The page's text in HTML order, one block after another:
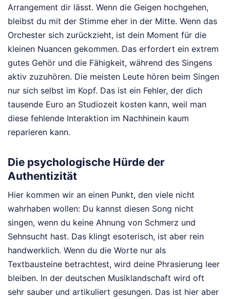
Arrangement dir lässt. Wenn die Geigen hochgehen,
bleibst du mit der Stimme eher in der Mitte. Wenn das
Orchester sich zurückzieht, ist dein Moment für die
kleinen Nuancen gekommen. Das erfordert ein extrem
gutes Gehör und die Fähigkeit, während des Singens
aktiv zuzuhören. Die meisten Leute hören beim Singen
nur sich selbst im Kopf. Das ist ein Fehler, der dich
tausende Euro an Studiozeit kosten kann, weil man
diese fehlende Interaktion im Nachhinein kaum
reparieren kann.
Die psychologische Hürde der
Authentizität
Hier kommen wir an einen Punkt, den viele nicht
wahrhaben wollen: Du kannst diesen Song nicht
singen, wenn du keine Ahnung von Schmerz und
Sehnsucht hast. Das klingt esoterisch, ist aber rein
handwerklich. Wenn du die Worte nur als
Textbausteine betrachtest, wird deine Phrasierung leer
bleiben. In der deutschen Musiklandschaft wird oft
sehr sauber und artikuliert gesungen. Das ist hier aber